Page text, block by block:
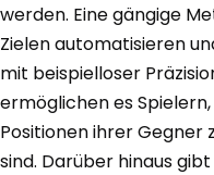
werden. Eine gängige
Zielen automatisieren
mit beispielloser
ermöglichen es
Positionen ihrer Gegner
sind. Darüber hinaus